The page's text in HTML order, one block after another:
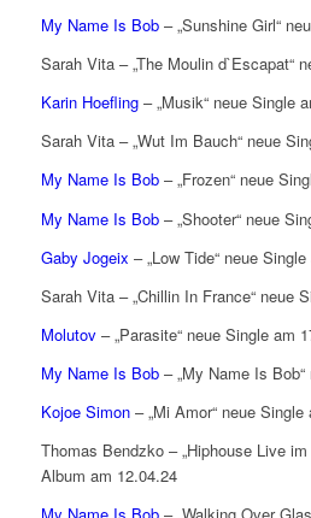
My Name Is Bob– „Sunshine Girl“
Sarah Vita – „The Moulin d`Escapat“
Karin Hoefling– „Musik“ neue Single
Sarah Vita – „Wut Im Bauch“ neue
My Name Is Bob– „Frozen“ neue
My Name Is Bob– „Shooter“ neue
Gaby Jogeix – „Low Tide“ neue
Sarah Vita – „Chillin In France“ neue
Molutov– „Parasite“ neue Single am
My Name Is Bob– „My Name Is
Kojoe Simon– „Mi Amor“ neue Single
Thomas Bendzko – „Hiphouse Live
Album am 12.04.24